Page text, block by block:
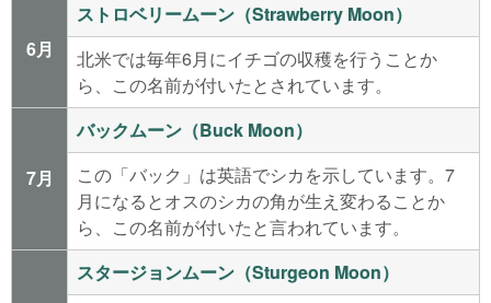
6月
ストロベリームーン（Strawberry Moon）
北米では毎年6月にイチゴの収穫を行うことか
ら、この名前が付いたとされています。
7月
バックムーン（Buck Moon）
この「バック」は英語でシカを示しています。7
月になるとオスのシカの角が生え変わることか
ら、この名前が付いたと言われています。
スタージョンムーン（Sturgeon Moon）